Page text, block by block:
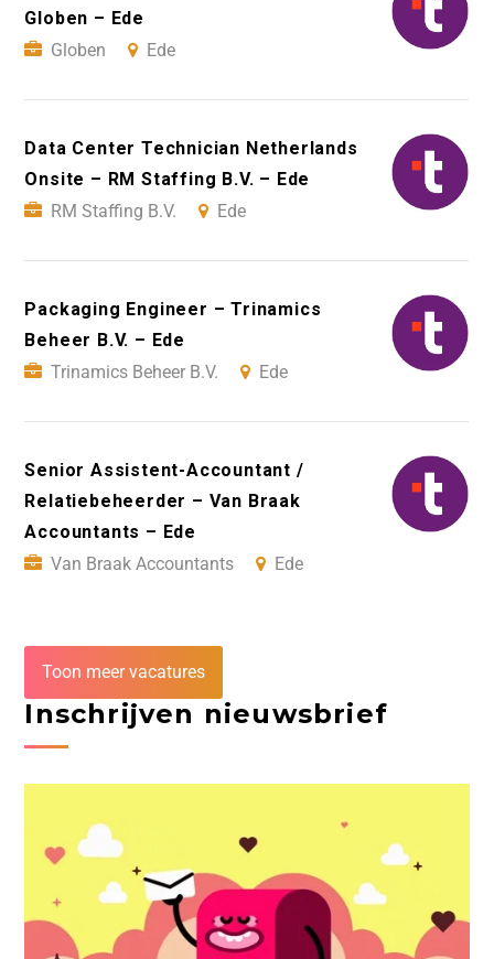
Globen – Ede
Globen
Ede
Data Center Technician Netherlands
Onsite – RM Staffing B.V. – Ede
RM Staffing B.V.
Ede
Packaging Engineer – Trinamics
Beheer B.V. – Ede
Trinamics Beheer B.V.
Ede
Senior Assistent-Accountant /
Relatiebeheerder – Van Braak
Accountants – Ede
Van Braak Accountants
Ede
Toon meer vacatures
Inschrijven nieuwsbrief